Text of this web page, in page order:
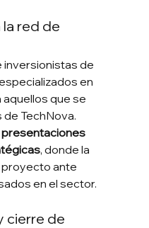
la red de
inversionistas de
en
que se
TechNova.
presentaciones
, donde la
ante
en el sector.
cierre de